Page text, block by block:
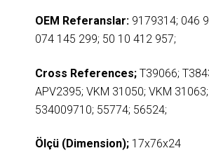
OEM Referanslar: 9179314; 046
074 145 299; 50 10 412 957;
Cross References; T39066;
APV2395; VKM 31050; VKM
534009710; 55774; 56524;
Ölçü (Dimension); 17x76x24